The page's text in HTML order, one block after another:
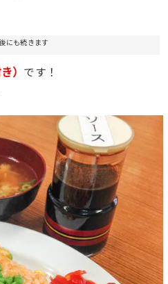
にも続きます
） です！